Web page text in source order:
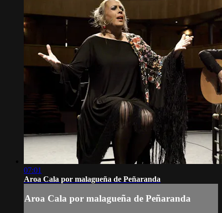
07:01
Aroa Cala por malagueña de Peñaranda
Aroa Cala por malagueña de Peñaranda